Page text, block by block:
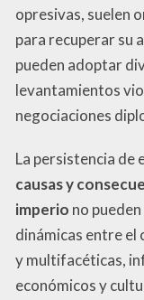
opresivas, suelen
para recuperar su
pueden adoptar
levantamientos
negociaciones
La persistencia de
causas y
imperio no
dinámicas entre el
y multifacéticas,
económicos y